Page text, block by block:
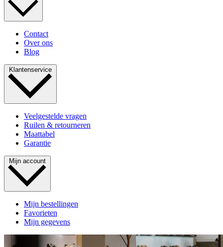
Contact
Over ons
Blog
Klantenservice
Veelgestelde vragen
Ruilen & retourneren
Maattabel
Garantie
Mijn account
Mijn bestellingen
Favorieten
Mijn gegevens